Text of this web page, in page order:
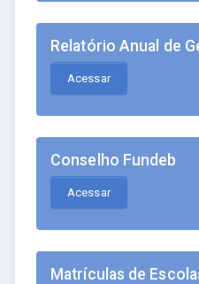
Relatório Anual de
Acessar
Conselho Fundeb
Acessar
Matrículas de